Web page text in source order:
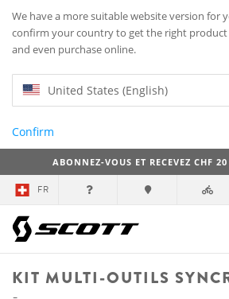
We have a more suitable website version for
confirm your country to get the right
and even purchase online.
United States (English)
Confirm
ABONNEZ-VOUS ET RECEVEZ CHF
FR
KIT MULTI-OUTILS